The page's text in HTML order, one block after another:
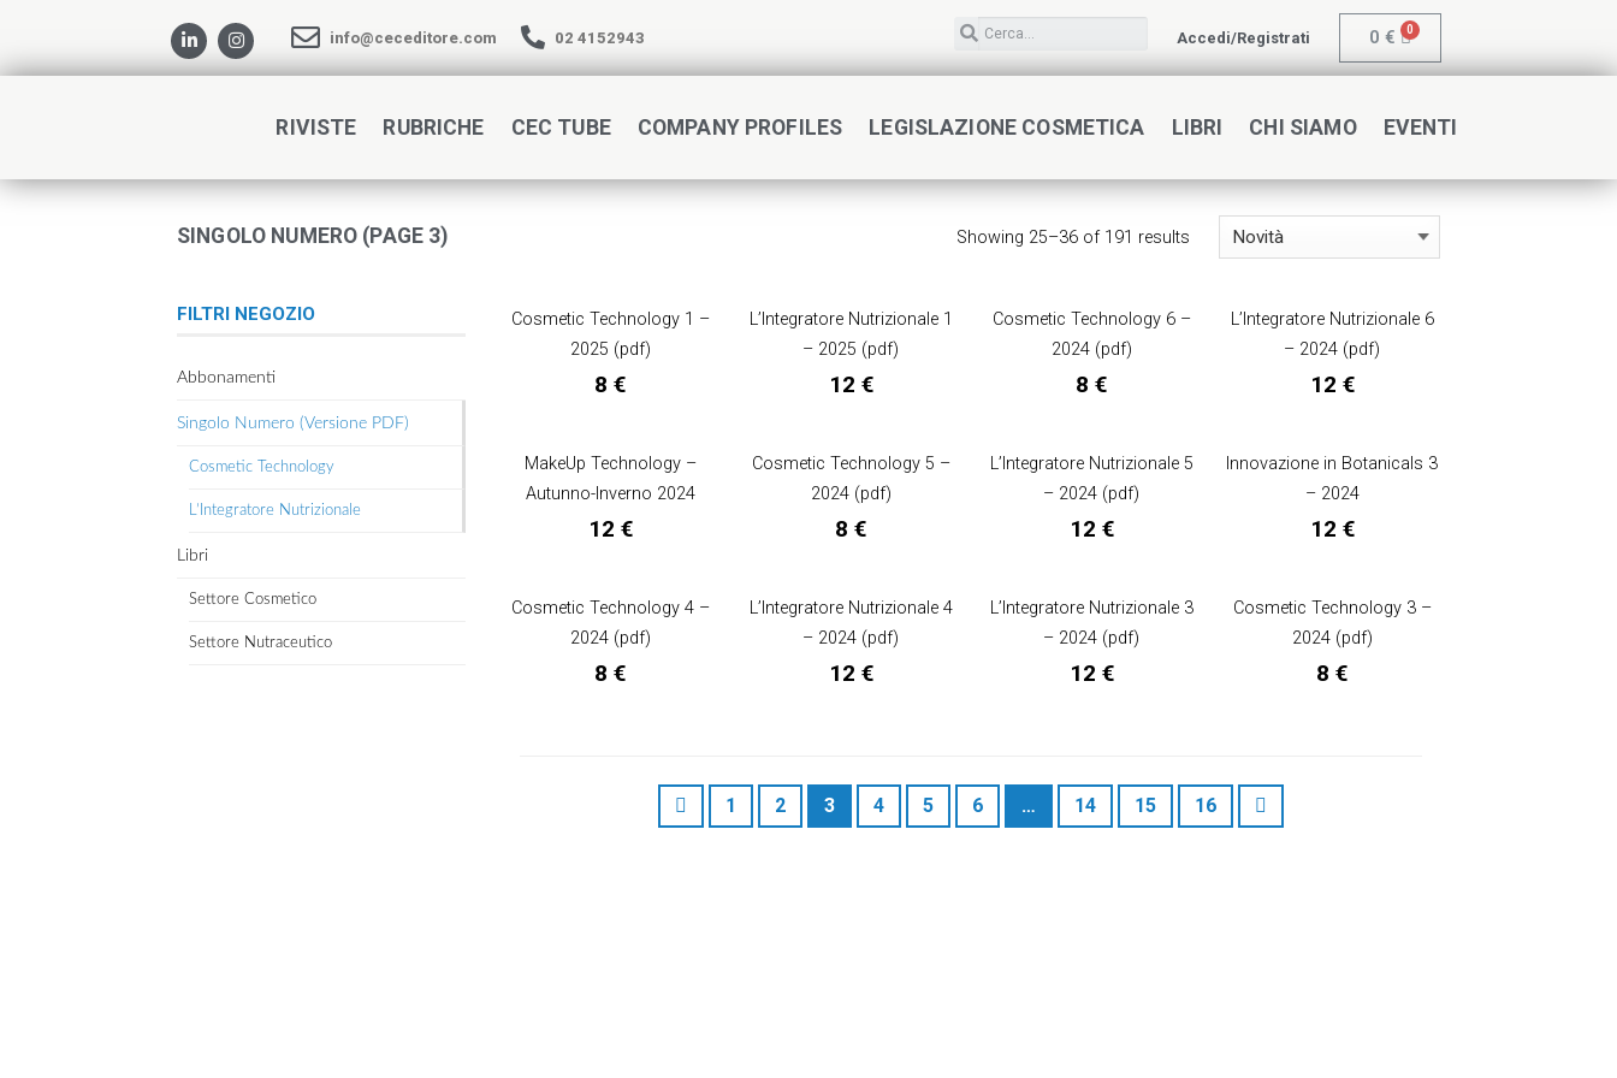
info@ceceditore.com 02 4152943 Accedi/Registrati 0 €
RIVISTE RUBRICHE CEC TUBE COMPANY PROFILES LEGISLAZIONE COSMETICA LIBRI CHI SIAMO EVENTI
SINGOLO NUMERO (PAGE 3) Showing 25–36 of 191 results
Cosmetic Technology 1 –
2025 (pdf)
8 €
L’Integratore Nutrizionale 1
– 2025 (pdf)
12 €
Cosmetic Technology 6 –
2024 (pdf)
8 €
L’Integratore Nutrizionale 6
– 2024 (pdf)
12 €
MakeUp Technology –
Autunno-Inverno 2024
12 €
Cosmetic Technology 5 –
2024 (pdf)
8 €
L’Integratore Nutrizionale 5
– 2024 (pdf)
12 €
Innovazione in Botanicals 3
– 2024
12 €
Cosmetic Technology 4 –
2024 (pdf)
8 €
L’Integratore Nutrizionale 4
– 2024 (pdf)
12 €
L’Integratore Nutrizionale 3
– 2024 (pdf)
12 €
Cosmetic Technology 3 –
2024 (pdf)
8 €
1 2 3 4 5 6 … 14 15 16
FILTRI NEGOZIO
Abbonamenti
Singolo Numero (Versione PDF)
Cosmetic Technology
L’Integratore Nutrizionale
Libri
Settore Cosmetico
Settore Nutraceutico